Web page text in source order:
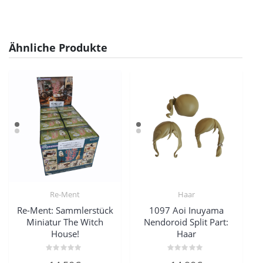
Ähnliche Produkte
Re-Ment
Re-Ment: Sammlerstück
Miniatur The Witch
House!
Haar
1097 Aoi Inuyama
Nendoroid Split Part:
Haar